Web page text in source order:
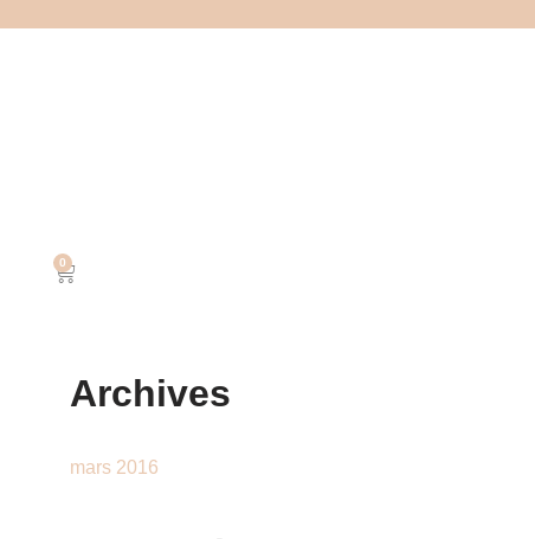
0
Archives
mars 2016